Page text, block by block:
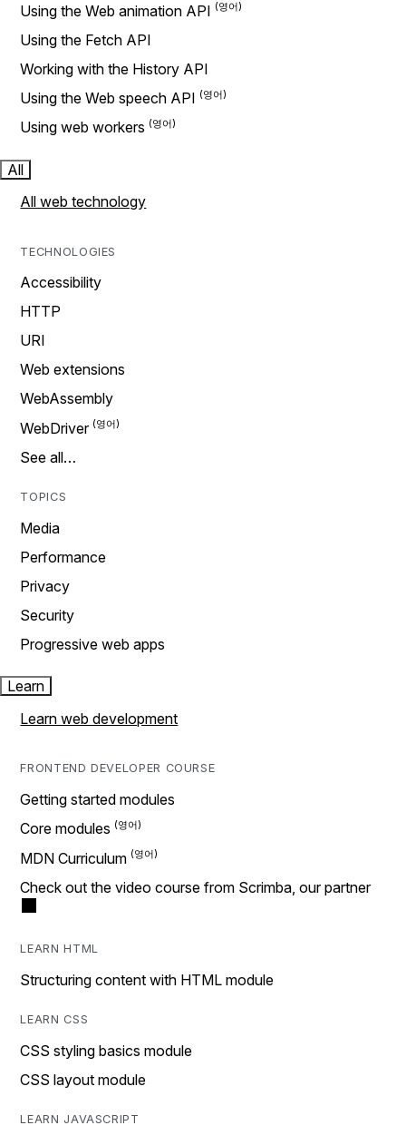
Using the Web animation API
Using the Fetch API
Working with the History API
Using the Web speech API
Using web workers
All
All web technology
TECHNOLOGIES
Accessibility
HTTP
URI
Web extensions
WebAssembly
WebDriver
See all…
TOPICS
Media
Performance
Privacy
Security
Progressive web apps
Learn
Learn web development
FRONTEND DEVELOPER COURSE
Getting started modules
Core modules
MDN Curriculum
Check out the video course from Scrimba, our partner
LEARN HTML
Structuring content with HTML module
LEARN CSS
CSS styling basics module
CSS layout module
LEARN JAVASCRIPT